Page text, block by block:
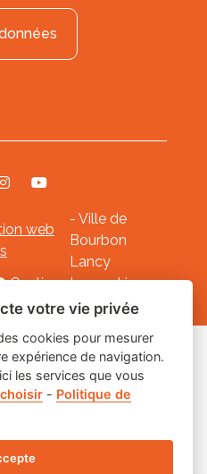
web
- Ville de
Bourbon
Lancy
Gestion des cookies
votre vie privée
cookies pour mesurer
expérience de navigation.
les services que vous
- Politique de